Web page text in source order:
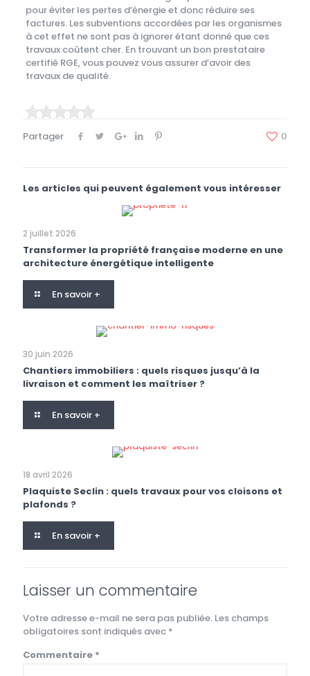
pour éviter les pertes d’énergie et donc réduire ses
factures. Les subventions accordées par les organismes
à cet effet ne sont pas à ignorer étant donné que ces
travaux coûtent cher. En trouvant un bon prestataire
certifié RGE, vous pouvez vous assurer d’avoir des
travaux de qualité.
Partager 0
Les articles qui peuvent également vous intéresser
2 juillet 2026
Transformer la propriété française moderne en une
architecture énergétique intelligente
En savoir +
30 juin 2026
Chantiers immobiliers : quels risques jusqu’à la
livraison et comment les maîtriser ?
En savoir +
18 avril 2026
Plaquiste Seclin : quels travaux pour vos cloisons et
plafonds ?
En savoir +
Laisser un commentaire
Votre adresse e-mail ne sera pas publiée. Les champs
obligatoires sont indiqués avec *
Commentaire *